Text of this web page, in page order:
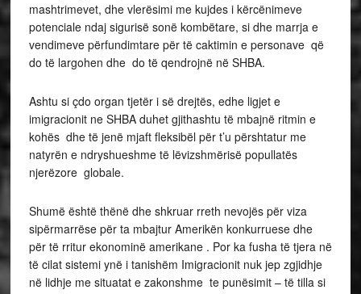
mashtrimevet, dhe vlerësimi me kujdes i kërcënimeve
potenciale ndaj sigurisë sonë kombëtare, si dhe marrja e
vendimeve përfundimtare për të caktimin e personave që
do të largohen dhe do të qendrojnë në SHBA.
Ashtu si çdo organ tjetër i së drejtës, edhe ligjet e
imigracionit ne SHBA duhet gjithashtu të mbajnë ritmin e
kohës dhe të jenë mjaft fleksibël për t’u përshtatur me
natyrën e ndryshueshme të lëvizshmërisë popullatës
njerëzore globale.
Shumë është thënë dhe shkruar rreth nevojës për viza
sipërmarrëse për ta mbajtur Amerikën konkurruese dhe
për të rritur ekonominë amerikane . Por ka fusha të tjera në
të cilat sistemi ynë i tanishëm Imigracionit nuk jep zgjidhje
në lidhje me situatat e zakonshme te punësimit – të tilla si